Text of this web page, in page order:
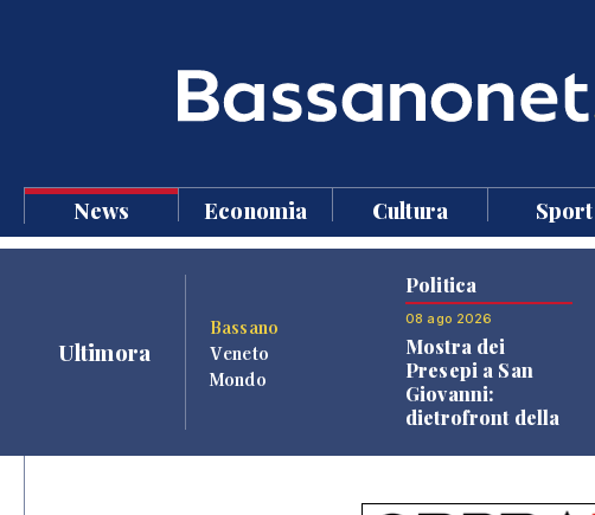
News Economia Cultura Sport
Ultimora
Bassano
Veneto
Mondo
Politica
08 ago 2026
Mostra dei
Presepi a San
Giovanni:
dietrofront della